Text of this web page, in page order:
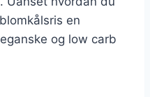
en
og low carb